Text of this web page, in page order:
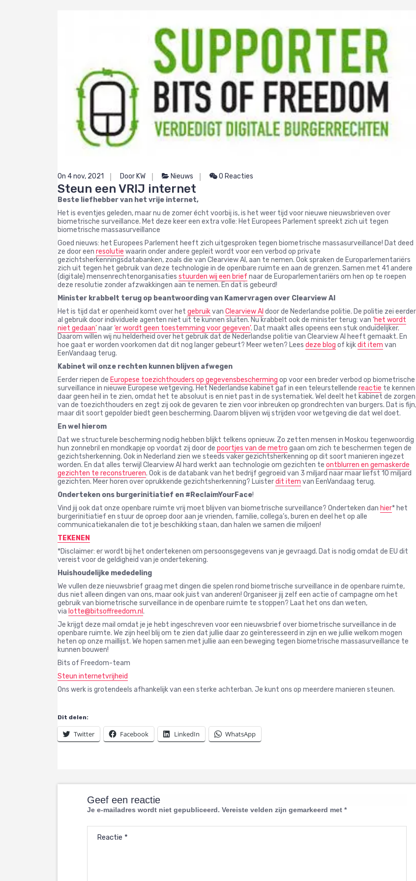
On 4 nov, 2021 Door KW Nieuws 0 Reacties
Steun een VRIJ internet
Beste liefhebber van het vrije internet,
Het is eventjes geleden, maar nu de zomer écht voorbij is, is het weer tijd voor nieuwe nieuwsbrieven over
biometrische surveillance. Met deze keer een extra volle: Het Europees Parlement spreekt zich uit tegen
biometrische massasurveillance
Goed nieuws: het Europees Parlement heeft zich uitgesproken tegen biometrische massasurveillance! Dat deed
ze door een resolutie waarin onder andere gepleit wordt voor een verbod op private
gezichtsherkenningsdatabanken, zoals die van Clearview AI, aan te nemen. Ook spraken de Europarlementariërs
zich uit tegen het gebruik van deze technologie in de openbare ruimte en aan de grenzen. Samen met 41 andere
(digitale) mensenrechtenorganisaties stuurden wij een brief naar de Europarlementariërs om hen op te roepen
deze resolutie zonder afzwakkingen aan te nemen. En dat is gebeurd!
Minister krabbelt terug op beantwoording van Kamervragen over Clearview AI
Het is tijd dat er openheid komt over het gebruikvan Clearview AI door de Nederlandse politie. De politie zei eerder
al gebruik door individuele agenten niet uit te kunnen sluiten. Nu krabbelt ook de minister terug: van ‘het wordt
niet gedaan’naar‘er wordt geen toestemming voor gegeven’. Dat maakt alles opeens een stuk onduidelijker.
Daarom willen wij nu helderheid over het gebruik dat de Nederlandse politie van Clearview AI heeft gemaakt. En
hoe gaat er worden voorkomen dat dit nog langer gebeurt? Meer weten? Lees deze blog of kijkdit item van
EenVandaag terug.
Kabinet wil onze rechten kunnen blijven afwegen
Eerder riepen de Europese toezichthouders op gegevensbescherming op voor een breder verbod op biometrische
surveillance in nieuwe Europese wetgeving. Het Nederlandse kabinet gaf in een teleurstellende reactie te kennen
daar geen heil in te zien, omdat het te absoluut is en niet past in de systematiek. Wel deelt het kabinet de zorgen
van de toezichthouders en zegt zij ook de gevaren te zien voor inbreuken op grondrechten van burgers. Dat is fijn,
maar dit soort gepolder biedt geen bescherming. Daarom blijven wij strijden voor wetgeving die dat wel doet.
En wel hierom
Dat we structurele bescherming nodig hebben blijkt telkens opnieuw. Zo zetten mensen in Moskou tegenwoordig
hun zonnebril en mondkapje op voordat zij door de poortjes van de metro gaan om zich te beschermen tegen de
gezichtsherkenning. Ook in Nederland zien we steeds vaker gezichtsherkenning op dit soort manieren ingezet
worden. En dat alles terwijl Clearview AI hard werkt aan technologie om gezichten te ontblurren en gemaskerde
gezichten te reconstrueren. Ook is de databank van het bedrijf gegroeid van 3 miljard naar maar liefst 10 miljard
gezichten. Meer horen over oprukkende gezichtsherkenning? Luisterdit item van EenVandaag terug.
Onderteken ons burgerinitiatief en #ReclaimYourFace!
Vind jij ook dat onze openbare ruimte vrij moet blijven van biometrische surveillance? Onderteken dan hier* het
burgerinitiatief en stuur de oproep door aan je vrienden, familie, collega’s, buren en deel het op alle
communicatiekanalen die tot je beschikking staan, dan halen we samen die miljoen!
TEKENEN
*Disclaimer: er wordt bij het ondertekenen om persoonsgegevens van je gevraagd. Dat is nodig omdat de EU dit
vereist voor de geldigheid van je ondertekening.
Huishoudelijke mededeling
We vullen deze nieuwsbrief graag met dingen die spelen rond biometrische surveillance in de openbare ruimte,
dus niet alleen dingen van ons, maar ook juist van anderen! Organiseer jij zelf een actie of campagne om het
gebruik van biometrische surveillance in de openbare ruimte te stoppen? Laat het ons dan weten,
via lotte@bitsoffreedom.nl .
Je krijgt deze mail omdat je je hebt ingeschreven voor een nieuwsbrief over biometrische surveillance in de
openbare ruimte. We zijn heel blij om te zien dat jullie daar zo geïnteresseerd in zijn en we jullie welkom mogen
heten op onze maillijst. We hopen samen met jullie aan een beweging tegen biometrische massasurveillance te
kunnen bouwen!
Bits of Freedom-team
Steun internetvrijheid
Ons werk is grotendeels afhankelijk van een sterke achterban. Je kunt ons op meerdere manieren steunen.
Dit delen:
Twitter Facebook LinkedIn WhatsApp
Geef een reactie
Je e-mailadres wordt niet gepubliceerd. Vereiste velden zijn gemarkeerd met *
Reactie *